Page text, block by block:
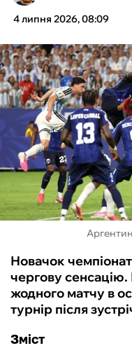
ТЕНІС
КІБЕРСПОРТ
ЧС-2026
ФУТЗАЛ
ІНШІ
БУКМЕКЕРИ
4 липня 2026, 08:09
Новачок
чергову
жодного матчу в
турнір після
Зміст